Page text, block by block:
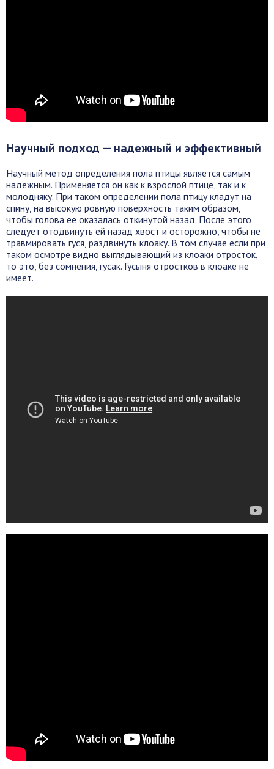
Научный подход — надежный и эффективный
Научный метод определения пола птицы является самым
надежным. Применяется он как к взрослой птице, так и к
молодняку. При таком определении пола птицу кладут на
спину, на высокую ровную поверхность таким образом,
чтобы голова ее оказалась откинутой назад. После этого
следует отодвинуть ей назад хвост и осторожно, чтобы не
травмировать гуся, раздвинуть клоаку. В том случае если при
таком осмотре видно выглядывающий из клоаки отросток,
то это, без сомнения, гусак. Гусыня отростков в клоаке не
имеет.